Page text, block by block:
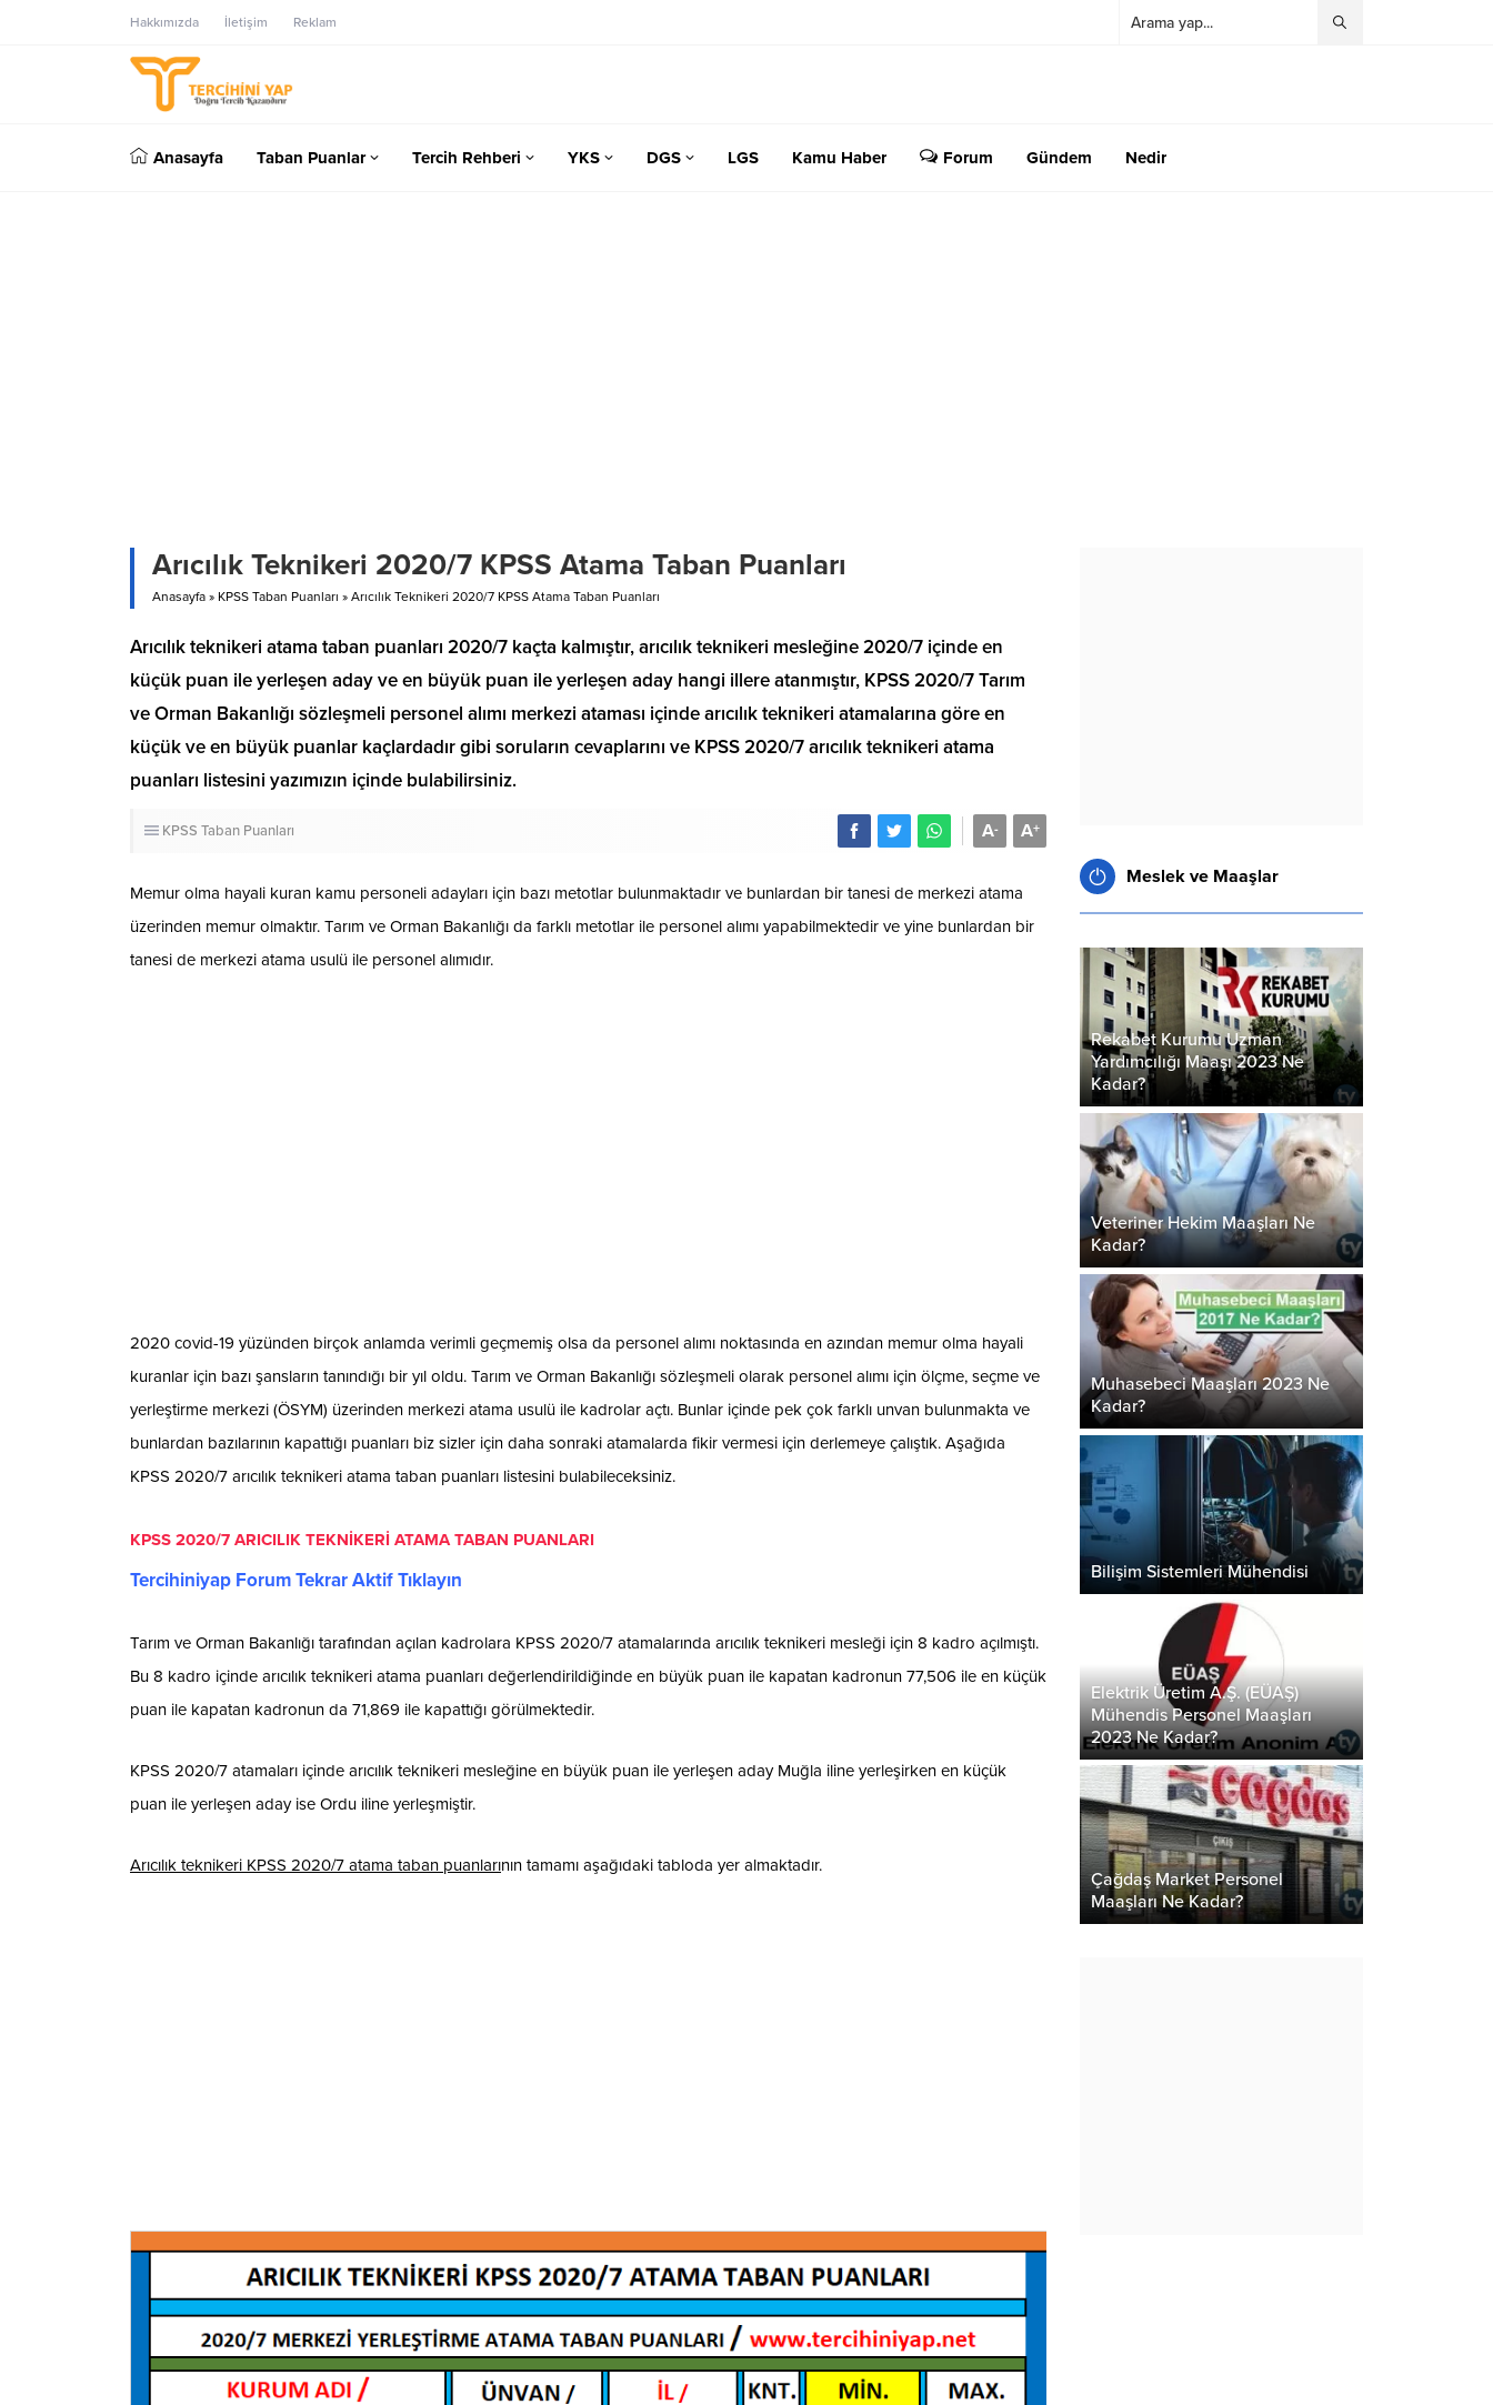
Hakkımızda İletişim Reklam
Anasayfa Taban Puanlar Tercih Rehberi YKS DGS LGS Kamu Haber Forum Gündem Nedir
Arıcılık Teknikeri 2020/7 KPSS Atama Taban Puanları
Anasayfa » KPSS Taban Puanları » Arıcılık Teknikeri 2020/7 KPSS Atama Taban Puanları
Arıcılık teknikeri atama taban puanları 2020/7 kaçta kalmıştır, arıcılık teknikeri mesleğine 2020/7 içinde en
küçük puan ile yerleşen aday ve en büyük puan ile yerleşen aday hangi illere atanmıştır, KPSS 2020/7 Tarım
ve Orman Bakanlığı sözleşmeli personel alımı merkezi ataması içinde arıcılık teknikeri atamalarına göre en
küçük ve en büyük puanlar kaçlardadır gibi soruların cevaplarını ve KPSS 2020/7 arıcılık teknikeri atama
puanları listesini yazımızın içinde bulabilirsiniz.
KPSS Taban Puanları A+
A-
Memur olma hayali kuran kamu personeli adayları için bazı metotlar bulunmaktadır ve bunlardan bir tanesi de merkezi atama
üzerinden memur olmaktır. Tarım ve Orman Bakanlığı da farklı metotlar ile personel alımı yapabilmektedir ve yine bunlardan bir
tanesi de merkezi atama usulü ile personel alımıdır.
2020 covid-19 yüzünden birçok anlamda verimli geçmemiş olsa da personel alımı noktasında en azından memur olma hayali
kuranlar için bazı şansların tanındığı bir yıl oldu. Tarım ve Orman Bakanlığı sözleşmeli olarak personel alımı için ölçme, seçme ve
yerleştirme merkezi (ÖSYM) üzerinden merkezi atama usulü ile kadrolar açtı. Bunlar içinde pek çok farklı unvan bulunmakta ve
bunlardan bazılarının kapattığı puanları biz sizler için daha sonraki atamalarda fikir vermesi için derlemeye çalıştık. Aşağıda
KPSS 2020/7 arıcılık teknikeri atama taban puanları listesini bulabileceksiniz.
KPSS 2020/7 ARICILIK TEKNİKERİ ATAMA TABAN PUANLARI
Tercihiniyap Forum Tekrar Aktif Tıklayın
Tarım ve Orman Bakanlığı tarafından açılan kadrolara KPSS 2020/7 atamalarında arıcılık teknikeri mesleği için 8 kadro açılmıştı.
Bu 8 kadro içinde arıcılık teknikeri atama puanları değerlendirildiğinde en büyük puan ile kapatan kadronun 77,506 ile en küçük
puan ile kapatan kadronun da 71,869 ile kapattığı görülmektedir.
KPSS 2020/7 atamaları içinde arıcılık teknikeri mesleğine en büyük puan ile yerleşen aday Muğla iline yerleşirken en küçük
puan ile yerleşen aday ise Ordu iline yerleşmiştir.
Arıcılık teknikeri KPSS 2020/7 atama taban puanlarının tamamı aşağıdaki tabloda yer almaktadır.
Meslek ve Maaşlar
Rekabet Kurumu Uzman
Yardımcılığı Maaşı 2023 Ne
Kadar?
Veteriner Hekim Maaşları Ne
Kadar?
Muhasebeci Maaşları 2023 Ne
Kadar?
Bilişim Sistemleri Mühendisi
Elektrik Üretim A.Ş. (EÜAŞ)
Mühendis Personel Maaşları
2023 Ne Kadar?
Çağdaş Market Personel
Maaşları Ne Kadar?